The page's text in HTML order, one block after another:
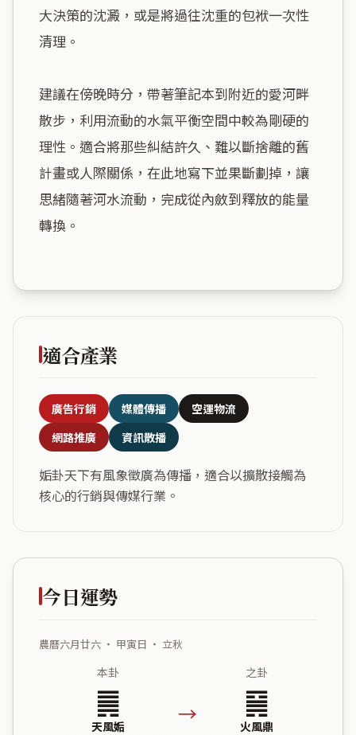
大決策的沈澱，或是將過往沈重的包袱一次性
清理。
建議在傍晚時分，帶著筆記本到附近的愛河畔
散步，利用流動的水氣平衡空間中較為剛硬的
理性。適合將那些糾結許久、難以斷捨離的舊
計畫或人際關係，在此地寫下並果斷劃掉，讓
思緒隨著河水流動，完成從內斂到釋放的能量
轉換。
適合產業
廣告行銷 媒體傳播
空運物流
網路推廣
資訊散播
姤卦天下有風象徵廣為傳播，適合以擴散接觸為
核心的行銷與傳媒行業。
今日運勢
農曆六月廿六 ・ 甲寅日 ・ 立秋
本卦
䷫
天風姤 →
之卦
䷱
火風鼎